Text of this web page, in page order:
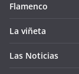
Flamenco
La viñeta
Las Noticias